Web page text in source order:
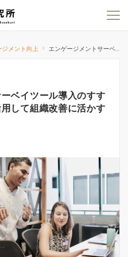
ジメント向上 エンゲージメントサーベイツール導入のすすめ｜従業員の声を活用して組織改善に活かすには
ベイツール導入のすす
して組織改善に活かす